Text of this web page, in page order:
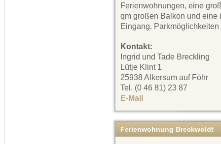
Ferienwohnungen, eine
qm großen Balkon und eine
Eingang.
Kontakt:
Ingrid und Tade Breckling
Lütje Klint 1
25938 Alkersum auf Föhr
Tel. (0 46 81) 23 87
E-Mail
Ferienwohnung Breckwoldt